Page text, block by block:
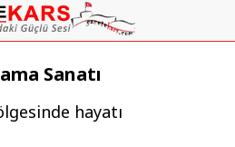
Sanatı
hayatı